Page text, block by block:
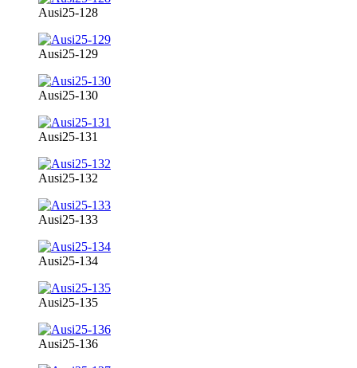
Ausi25-128
Ausi25-129
Ausi25-130
Ausi25-131
Ausi25-132
Ausi25-133
Ausi25-134
Ausi25-135
Ausi25-136